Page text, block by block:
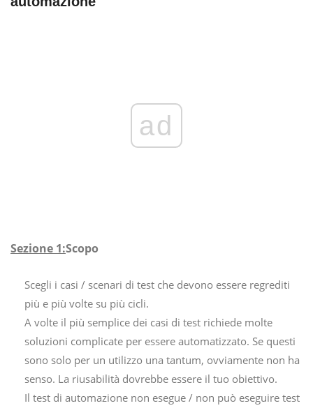
ad
Sezione 1:Scopo
Scegli i casi / scenari di test che devono essere regrediti
più e più volte su più cicli.
A volte il più semplice dei casi di test richiede molte
soluzioni complicate per essere automatizzato. Se questi
sono solo per un utilizzo una tantum, ovviamente non ha
senso. La riusabilità dovrebbe essere il tuo obiettivo.
Il test di automazione non esegue / non può eseguire test